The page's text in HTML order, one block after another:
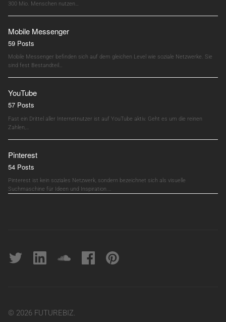
300 Mio. Menschen nutzen…
Mobile Messenger
59 Posts
Mobile Messenger befinden sich auf dem gleichen Level wie soziale Netzwerke. Sie
sind fest Bestandteil…
YouTube
57 Posts
Fast ein Drittel aller Internetnutzer ist auf YouTube aktiv. Geht es um die reinen
Zahlen,…
Pinterest
54 Posts
Pinterest ist kein soziales Netzwerk, sondern bezeichnet sich als visuelle
Suchmaschine für Ideen und Inspiration.…
Twitter linkedin soundcloudFacebookpinterest
© 2026 FUTUREBIZ.